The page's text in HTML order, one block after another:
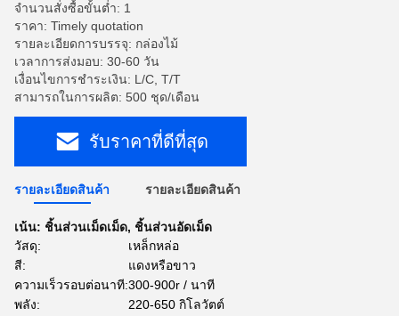
จำนวนสั่งซื้อขั้นต่ำ: 1
ราคา: Timely quotation
รายละเอียดการบรรจุ: กล่องไม้
เวลาการส่งมอบ: 30-60 วัน
เงื่อนไขการชำระเงิน: L/C, T/T
สามารถในการผลิต: 500 ชุด/เดือน
รับราคาที่ดีที่สุด
รายละเอียดสินค้า รายละเอียดสินค้า
เน้น: ชิ้นส่วนเม็ดเม็ด, ชิ้นส่วนอัดเม็ด
วัสดุ:
เหล็กหล่อ
สี:
แดงหรือขาว
ความเร็วรอบต่อนาที:300-900r / นาที
พลัง:
220-650 กิโลวัตต์